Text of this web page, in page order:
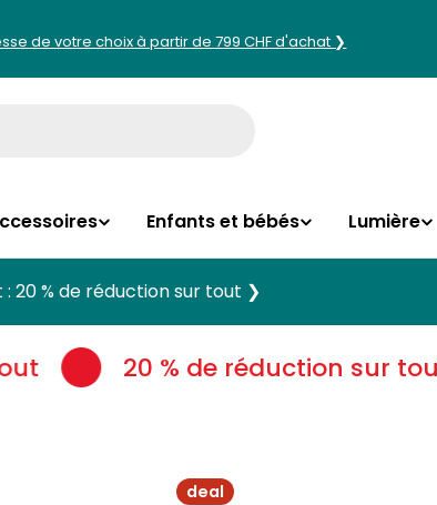
de votre choix à partir de 799 CHF d'achat ❯
Enfants et bébés Lumière
: 20 % de réduction sur tout ❯
20 % de réduction sur tout
deal